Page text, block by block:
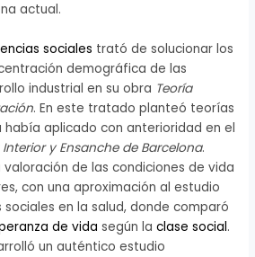
actual.
sociales trató de solucionar los
demográfica de las
industrial en su obra Teoría
. En este tratado planteó teorías
aplicado con anterioridad en el
y Ensanche de Barcelona.
valoración de las condiciones de vida
con una aproximación al estudio
en la salud, donde comparó
de vida según laclase social.
un auténtico estudio